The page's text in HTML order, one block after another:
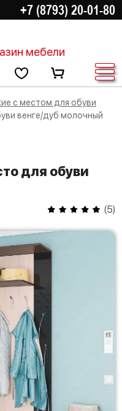
+7 (8793) 20-01-80
мебели
с местом для обуви
венге/дуб молочный
(5)